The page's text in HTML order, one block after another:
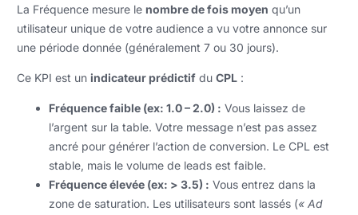
La Fréquence mesure le nombre de fois moyen qu’un
utilisateur unique de votre audience a vu votre annonce sur
une période donnée (généralement 7 ou 30 jours).
Ce KPI est unindicateur prédictif duCPL :
Fréquence faible (ex: 1.0 – 2.0) : Vous laissez de
l’argent sur la table. Votre message n’est pas assez
ancré pour générer l’action de conversion. Le CPL est
stable, mais le volume de leads est faible.
Fréquence élevée (ex: > 3.5) : Vous entrez dans la
zone de saturation. Les utilisateurs sont lassés (« Ad